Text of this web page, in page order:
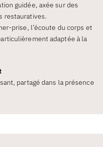
guidée, axée sur des
restauratives.
prise, l’écoute du corps et
adaptée à la
partagé dans la présence